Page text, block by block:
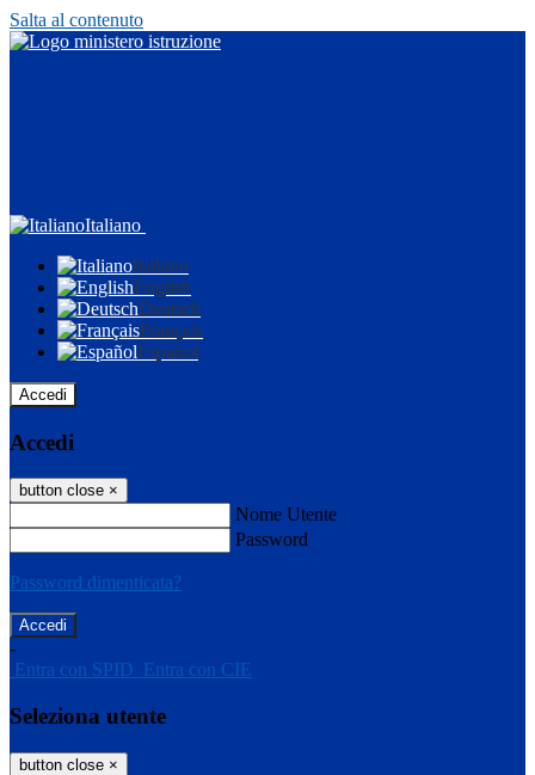
Salta al contenuto
Italiano
Italiano
English
Deutsch
Français
Español
Accedi
Accedi
button close ×
Nome Utente
Password
Password dimenticata?
-
Entra con SPID Entra con CIE
Seleziona utente
button close ×